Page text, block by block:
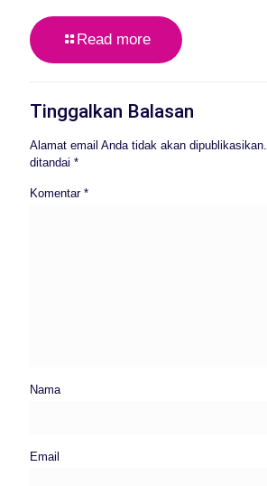
Read more
Tinggalkan Balasan
Alamat email Anda tidak akan dipublikasikan.
ditandai *
Komentar *
Nama
Email